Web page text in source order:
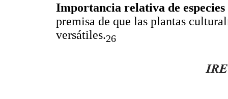
Importancia relativa de
premisa de que las plantas
versátiles.26